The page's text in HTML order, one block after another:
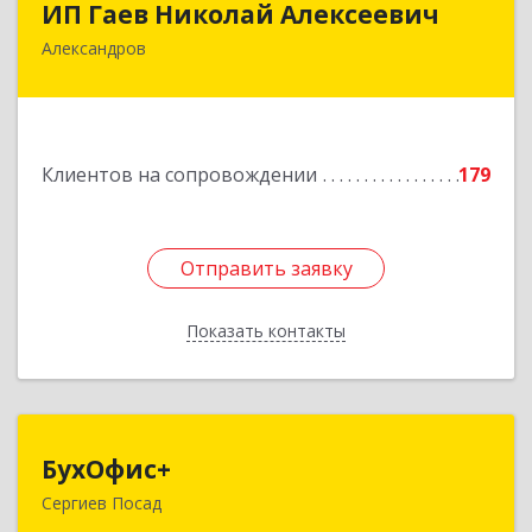
ИП Гаев Николай Алексеевич
Александров
Клиентов на сопровождении 179
Отправить заявку
Показать контакты
601650, Владимирская обл, Александровский р-
Отправить заявку
Назад
БухОфис+
Сергиев Посад
141304, Московская обл, Сергиево-Посадский